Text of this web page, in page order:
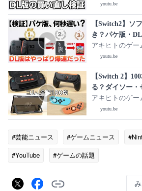
youtu.be
【Switch2】ソ
き？パケ版・
ド時間を徹底比
アキヒトのゲー
youtu.be
【Switch 2】
る？ダイソー・
買って試してみ
アキヒトのゲー
youtu.be
#芸能ニュース #ゲームニュース
#YouTube
#ゲームの話題